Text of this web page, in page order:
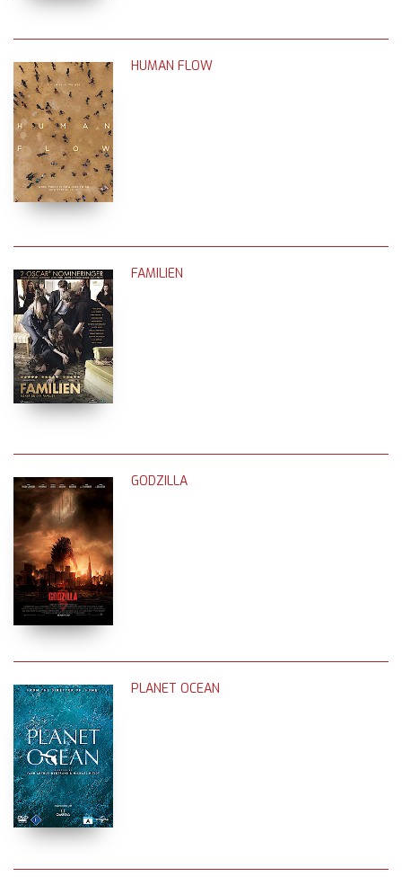
HUMAN FLOW
FAMILIEN
GODZILLA
PLANET OCEAN